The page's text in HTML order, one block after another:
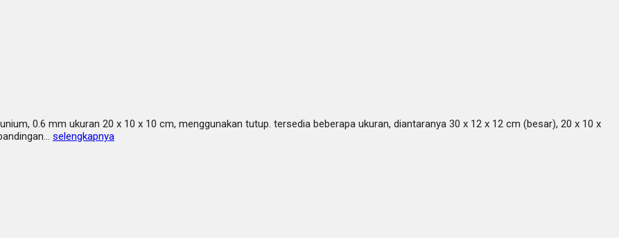
0.6 mm ukuran 20 x 10 x 10 cm, menggunakan tutup. tersedia beberapa ukuran, diantaranya 30 x 12 x 12 cm (besar), 20 x 10 x
selengkapnya